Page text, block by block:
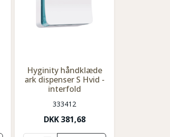
Hyginity håndklæde
ark dispenser S Hvid -
interfold
333412
DKK381,68